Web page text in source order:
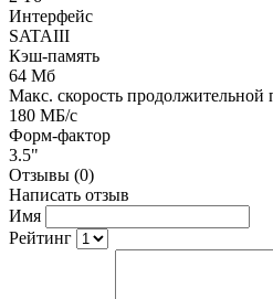
Интерфейc
SATAIII
Кэш-память
64 Мб
Макс. скорость продолжительной
180 МБ/c
Форм-фактор
3.5"
Отзывы (0)
Написать отзыв
Имя
Рейтинг